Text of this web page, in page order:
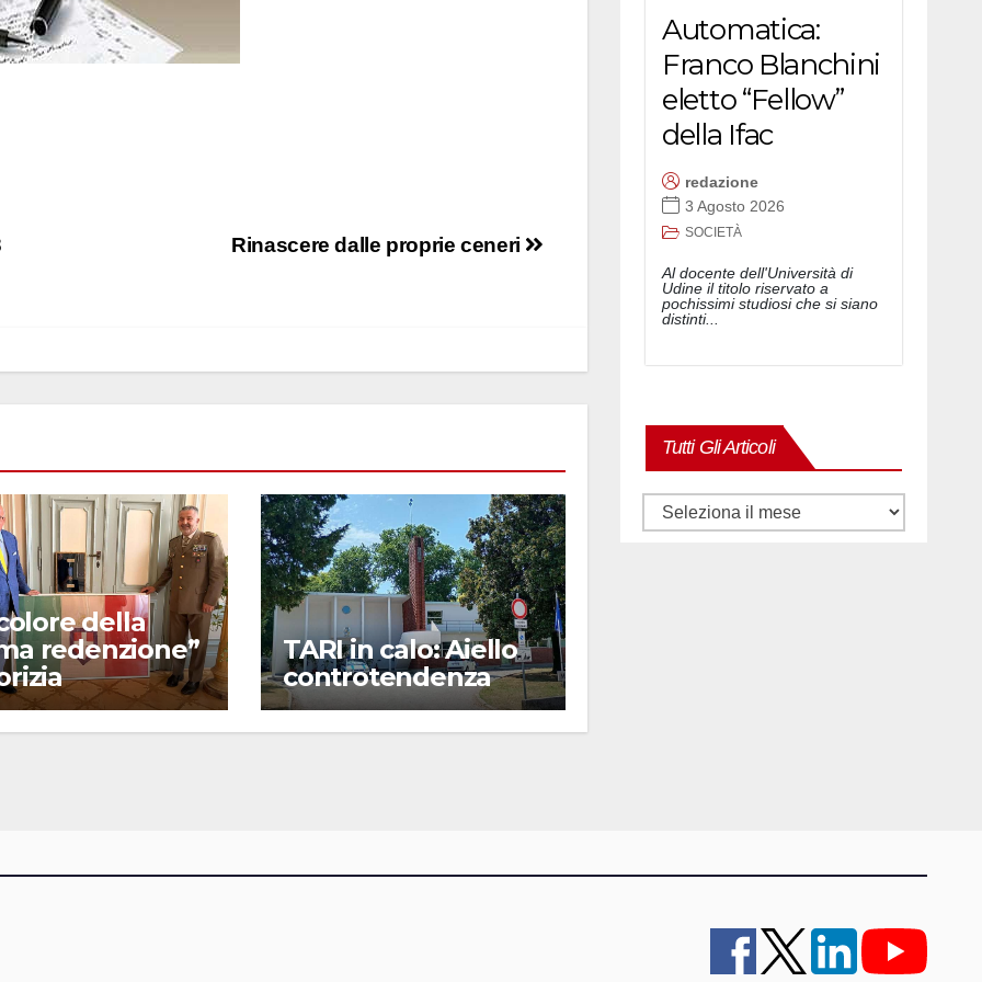
Rinascere dalle proprie ceneri
della
redenzione”
TARI in calo: Aiello
controtendenza
Automatica:
Franco Blanchini
eletto “Fellow”
della Ifac
redazione
3 Agosto 2026
SOCIETÀ
Al docente dell'Università di
Udine il titolo riservato a
pochissimi studiosi che si siano
distinti...
Tutti Gli Articoli
Tutti